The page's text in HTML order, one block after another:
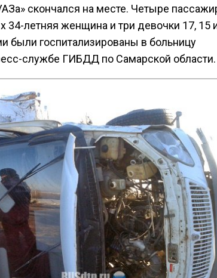
скончался на месте. Четыре
34-летняя женщина и три девочки 17, 15
были госпитализированы в больницу
службе ГИБДД по Самарской области.